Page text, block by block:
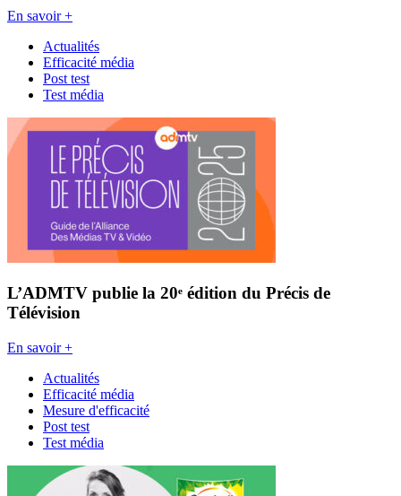
En savoir +
Actualités
Efficacité média
Post test
Test média
L’ADMTV publie la 20ᵉ édition du Précis de
Télévision
En savoir +
Actualités
Efficacité média
Mesure d'efficacité
Post test
Test média